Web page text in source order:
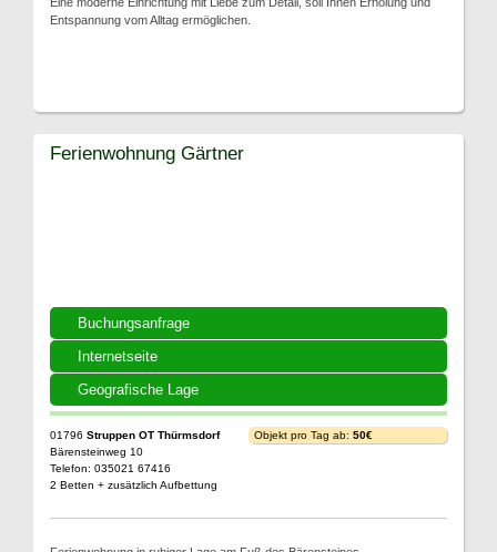
Entspannung vom Alltag ermöglichen.
Buchungsanfrage
Internetseite
Geografische Lage
Ferienwohnung Gärtner
01796 Struppen OT Thürmsdorf
Bärensteinweg 10
Telefon: 035021 67416
2 Betten + zusätzlich Aufbettung
Objekt pro Tag ab: 50€